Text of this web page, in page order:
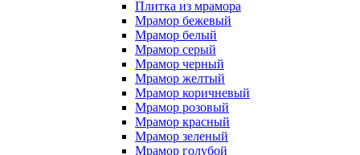
Плитка из мрамора
Мрамор бежевый
Мрамор белый
Мрамор серый
Мрамор черный
Мрамор желтый
Мрамор коричневый
Мрамор розовый
Мрамор красный
Мрамор зеленый
Мрамор голубой